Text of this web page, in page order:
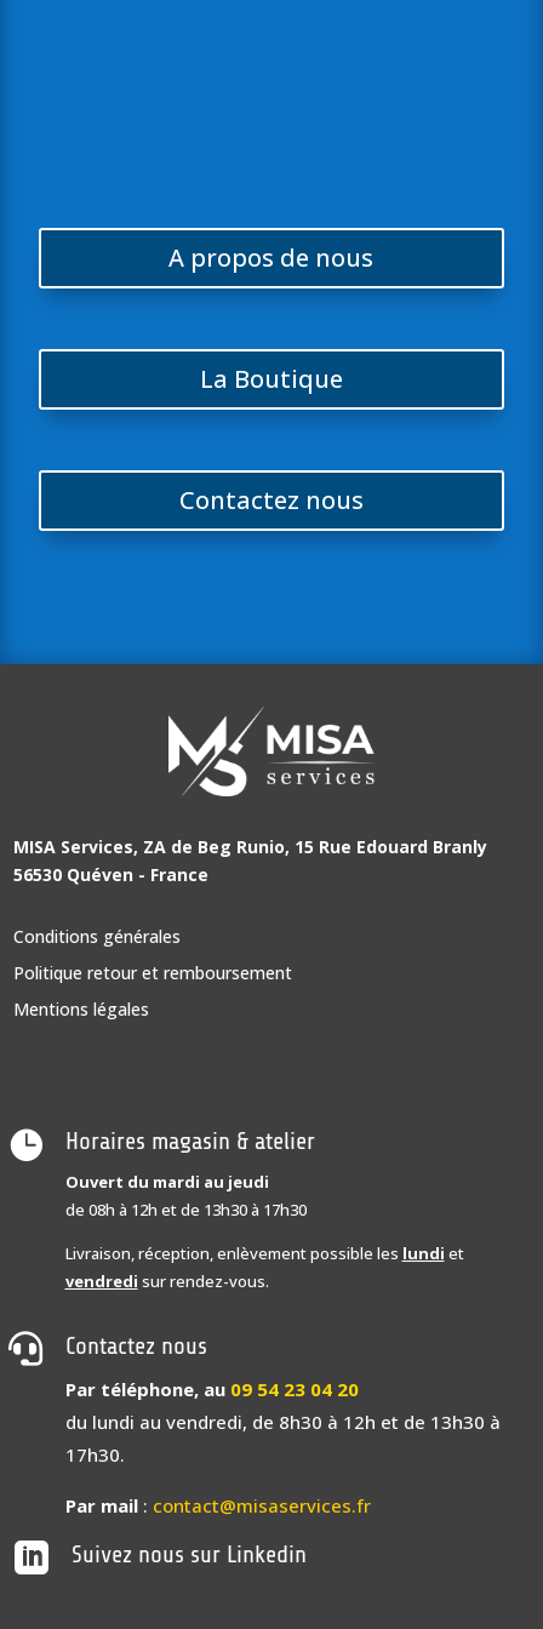
A propos de nous
La Boutique
Contactez nous
MISA Services, ZA de Beg Runio, 15 Rue Edouard Branly
56530 Quéven - France
Conditions générales
Politique retour et remboursement
Mentions légales
 Horaires magasin & atelier
Ouvert du mardi au jeudi
de 08h à 12h et de 13h30 à 17h30
Livraison, réception, enlèvement possible les lundi et
vendredi sur rendez-vous.
 Contactez nous
Par téléphone, au 09 54 23 04 20
du lundi au vendredi, de 8h30 à 12h et de 13h30 à
17h30.
Par mail: contact@misaservices.fr
 Suivez nous sur Linkedin